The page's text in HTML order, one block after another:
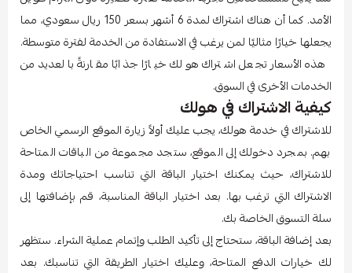
الأمد. كما أن هناك اشتراك لمدة 6 أشهر بسعر 150 ريال سعودي، مما
يجعلها خيارًا مثاليًا لمن يرغب في الاستفادة من الخدمة لفترة متوسطة.
هذه الأسعار تجعل اشتراك هولك خيارًا جذابًا مقارنةً بالعديد من
الخدمات الأخرى في السوق.
كيفية الاشتراك في هولك
للاشتراك في خدمة هولك، يجب عليك أولاً زيارة الموقع الرسمي الخاص
بهم. بمجرد دخولك إلى الموقع، ستجد مجموعة من الباقات المتاحة
للاشتراك، حيث يمكنك اختيار الباقة التي تناسب احتياجاتك ومدة
الاشتراك التي ترغب بها. بعد اختيار الباقة المناسبة، قم بإضافتها إلى
سلة التسوق الخاصة بك.
بعد إضافة الباقة، ستحتاج إلى تأكيد الطلب وإتمام عملية الشراء. ستظهر
لك خيارات الدفع المتاحة، وعليك اختيار الطريقة التي تناسبك. بعد